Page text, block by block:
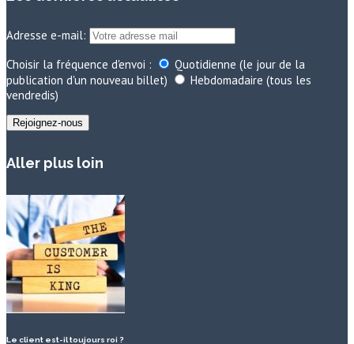
Adresse e-mail:
Choisir la fréquence d'envoi :
Quotidienne (le jour de la
publication d'un nouveau billet)
Hebdomadaire (tous les
vendredis)
Aller plus loin
Le client est-il toujours roi ?